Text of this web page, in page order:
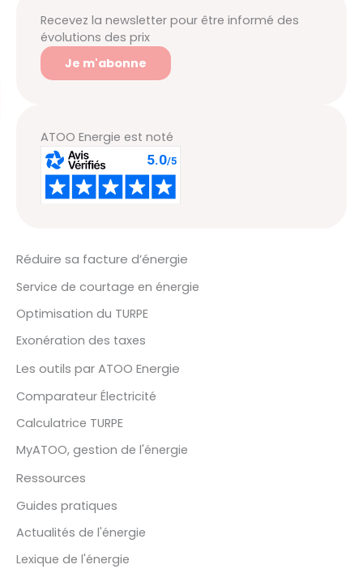
Recevez la newsletter pour être informé des
évolutions des prix
Je m'abonne
ATOO Energie est noté
Réduire sa facture d’énergie
Service de courtage en énergie
Optimisation du TURPE
Exonération des taxes
Les outils par ATOO Energie
Comparateur Électricité
Calculatrice TURPE
MyATOO, gestion de l'énergie
Ressources
Guides pratiques
Actualités de l'énergie
Lexique de l'énergie